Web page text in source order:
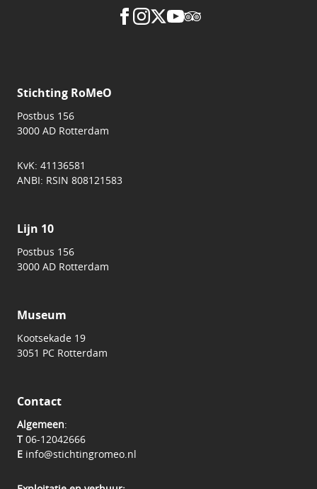
Stichting RoMeO
Postbus 156
3000 AD Rotterdam
KvK: 41136581
ANBI: RSIN 808121583
Lijn 10
Postbus 156
3000 AD Rotterdam
Museum
Kootsekade 19
3051 PC Rotterdam
Contact
Algemeen:
T06-12042666
E info@stichtingromeo.nl